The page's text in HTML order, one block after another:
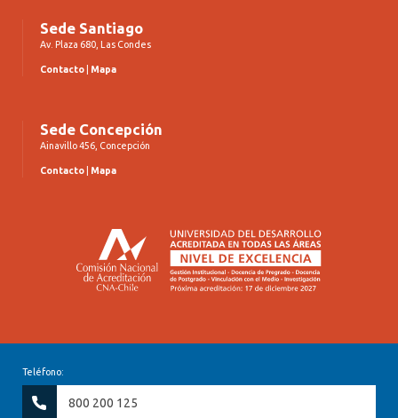
Sede Santiago
Av. Plaza 680, Las Condes
Contacto Mapa
Sede Concepción
Ainavillo 456, Concepción
Contacto Mapa
Teléfono:
800 200 125